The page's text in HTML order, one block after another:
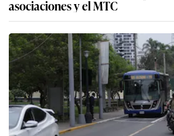
asociaciones y el MTC